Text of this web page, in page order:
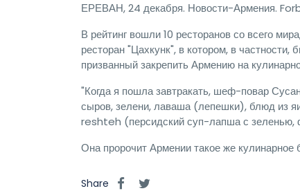
ЕРЕВАН, 24 декабря. Новости-Армения.
В рейтинг вошли 10 ресторанов со всего
ресторан "Цахкунк", в котором, в
призванный закрепить Армению на
"Когда я пошла завтракать, шеф-повар
сыров, зелени, лаваша (лепешки), блюд из
reshteh (персидский суп-лапша с зеленью,
Она пророчит Армении такое же кулинарное
Share